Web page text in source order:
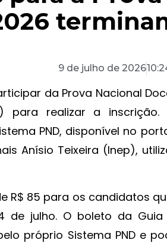
9 de julho de 2026
da Prova Nacional
para realizar a
PND, disponível no
Anísio Teixeira (Inep),
R$ 85 para os candidatos
julho. O boleto da Guia
próprio Sistema PND e